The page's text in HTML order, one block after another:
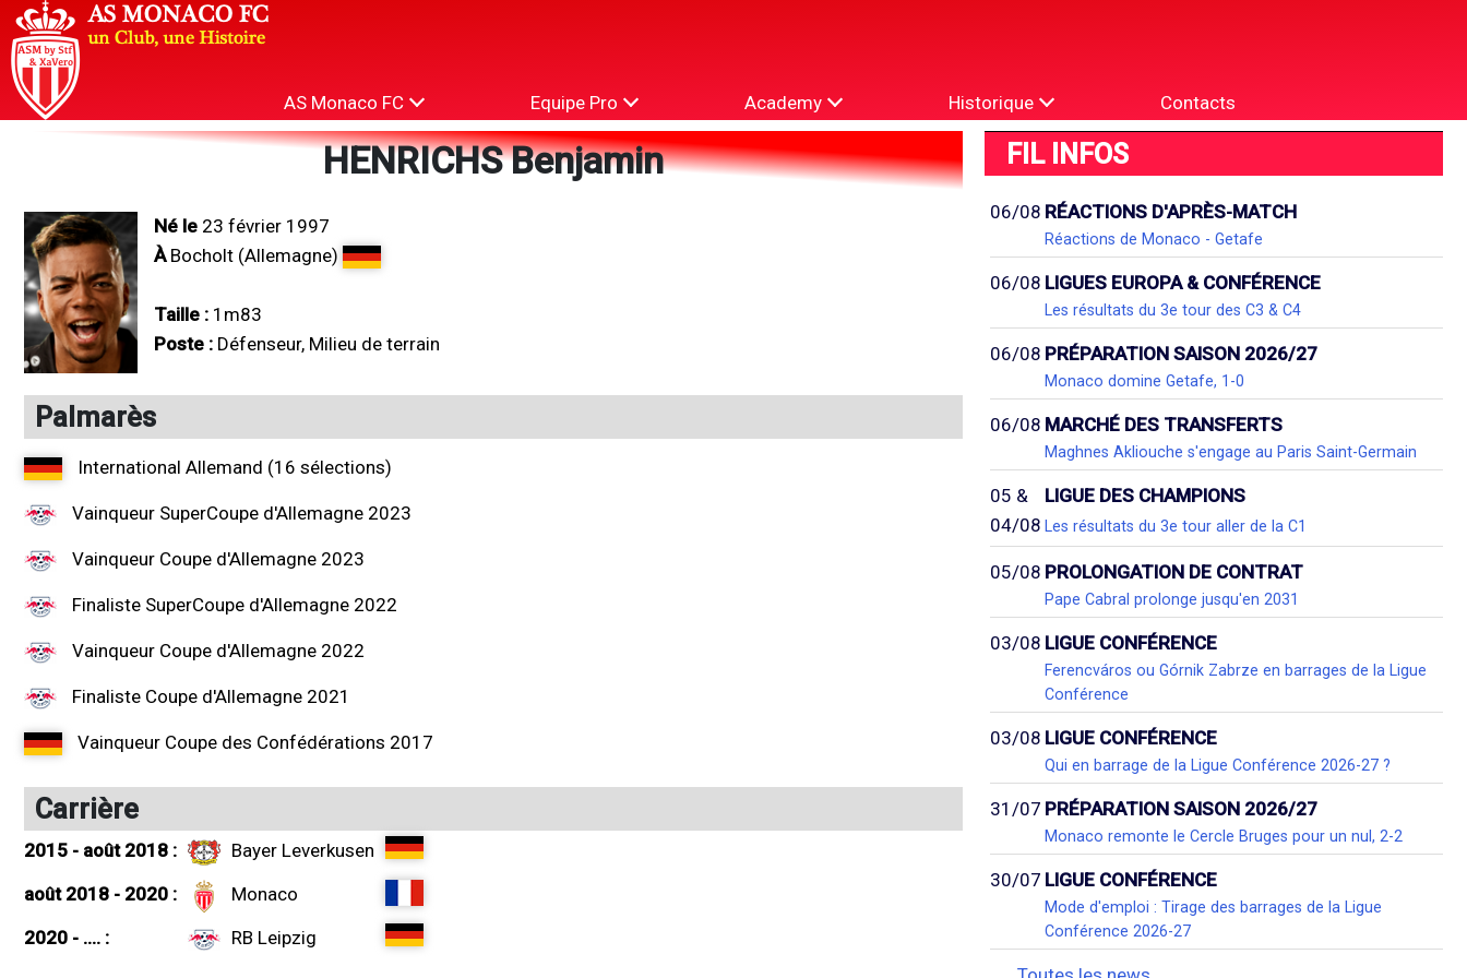
AS Monaco FC Equipe Pro Academy Historique Contacts
HENRICHS Benjamin
Né le 23 février 1997
ÀBocholt (Allemagne)
Taille : 1m83
Poste : Défenseur, Milieu de terrain
Palmarès
International Allemand (16 sélections)
Vainqueur SuperCoupe d'Allemagne 2023
Vainqueur Coupe d'Allemagne 2023
Finaliste SuperCoupe d'Allemagne 2022
Vainqueur Coupe d'Allemagne 2022
Finaliste Coupe d'Allemagne 2021
Vainqueur Coupe des Confédérations 2017
Carrière
2015 - août 2018 :
Bayer Leverkusen
août 2018 - 2020 :
Monaco
2020 - .... :
RB Leipzig
FIL INFOS
06/08 RÉACTIONS D'APRÈS-MATCH
Réactions de Monaco - Getafe
06/08 LIGUES EUROPA & CONFÉRENCE
Les résultats du 3e tour des C3 & C4
06/08 PRÉPARATION SAISON 2026/27
Monaco domine Getafe, 1-0
06/08 MARCHÉ DES TRANSFERTS
Maghnes Akliouche s'engage au Paris Saint-Germain
05 &
04/08
LIGUE DES CHAMPIONS
Les résultats du 3e tour aller de la C1
05/08 PROLONGATION DE CONTRAT
Pape Cabral prolonge jusqu'en 2031
03/08 LIGUE CONFÉRENCE
Ferencváros ou Górnik Zabrze en barrages de la Ligue
Conférence
03/08 LIGUE CONFÉRENCE
Qui en barrage de la Ligue Conférence 2026-27 ?
31/07 PRÉPARATION SAISON 2026/27
Monaco remonte le Cercle Bruges pour un nul, 2-2
30/07 LIGUE CONFÉRENCE
Mode d'emploi : Tirage des barrages de la Ligue
Conférence 2026-27